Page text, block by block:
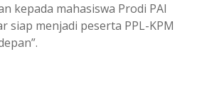
kepada mahasiswa Prodi PAI
siap menjadi peserta PPL-KPM